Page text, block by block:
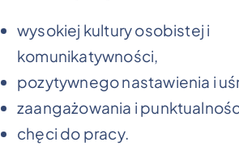
wysokiej kultury osobistej i
komunikatywności,
pozytywnego nastawienia i
zaangażowania i
chęci do pracy.